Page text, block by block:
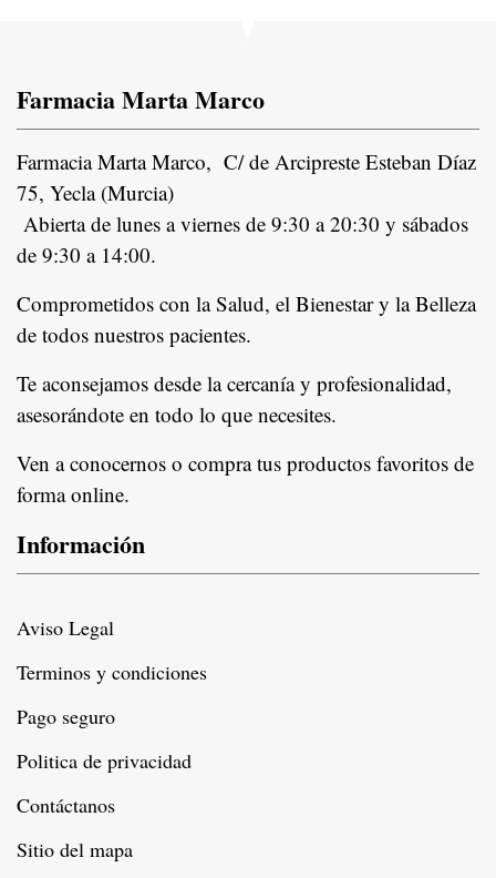
Farmacia Marta Marco
Farmacia Marta Marco, C/ de Arcipreste Esteban Díaz
75, Yecla (Murcia)
Abierta de lunes a viernes de 9:30 a 20:30 y sábados
de 9:30 a 14:00.
Comprometidos con la Salud, el Bienestar y la Belleza
de todos nuestros pacientes.
Te aconsejamos desde la cercanía y profesionalidad,
asesorándote en todo lo que necesites.
Ven a conocernos o compra tus productos favoritos de
forma online.
Información
Aviso Legal
Terminos y condiciones
Pago seguro
Politica de privacidad
Contáctanos
Sitio del mapa